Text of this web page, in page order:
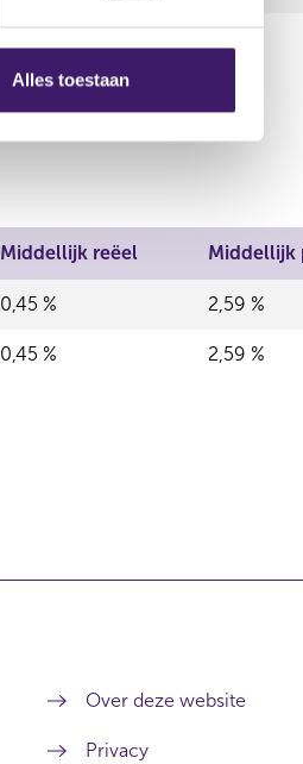
Alles toestaan
Middellijk reëel Middellijk
0,45 % 2,59 %
0,45 % 2,59 %
Over deze website
Privacy